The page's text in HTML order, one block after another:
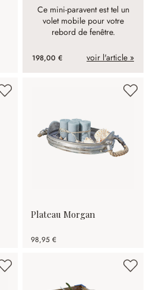
Ce mini-paravent est tel un
volet mobile pour votre
rebord de fenêtre.
198,00 € voir l'article »
Plateau Morgan
98,95 €